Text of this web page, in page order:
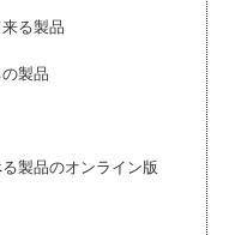
る製品
製品
製品のオンライン版